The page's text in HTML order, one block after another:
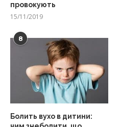
провокують
15/11/2019
8
Болить вухо в дитини: